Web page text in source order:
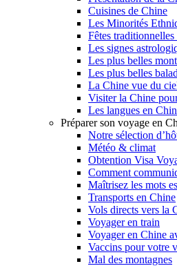
Cuisines de Chine
Les Minorités
Fêtes
Les signes
Les plus belles
Les plus belles
La Chine vue du
Visiter la Chine
Les langues en
Préparer son voyage en
Notre sélection
Météo & climat
Obtention Visa
Comment
Maîtrisez les mots
Transports en Chine
Vols directs vers la
Voyager en train
Voyager en Chine
Vaccins pour votre
Mal des montagnes